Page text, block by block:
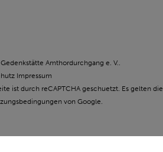
Amthordurchgang e. V..
Impressum
ist durch reCAPTCHA geschuetzt. Es gelten die
von Google.